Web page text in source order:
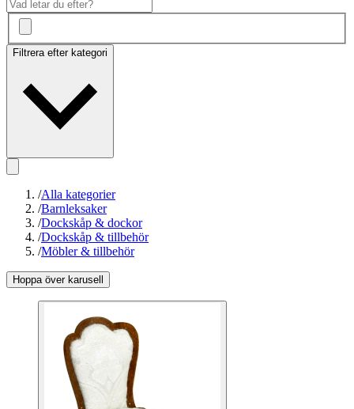
Filtrera efter kategori
/Alla kategorier
/Barnleksaker
/Dockskåp & dockor
/Dockskåp & tillbehör
/Möbler & tillbehör
Hoppa över karusell